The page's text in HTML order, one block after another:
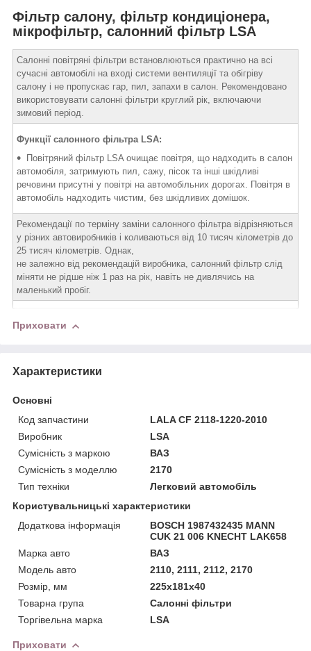
Фільтр салону, фільтр кондиціонера,
мікрофільтр, салонний фільтр LSA
Салонні повітряні фільтри встановлюються практично на всі
сучасні автомобілі на вході системи вентиляції та обігріву
салону і не пропускає гар, пил, запахи в салон. Рекомендовано
використовувати салонні фільтри круглий рік, включаючи
зимовий період.
Функції салонного фільтра LSA:
Повітряний фільтр LSA очищає повітря, що надходить в салон
автомобіля, затримують пил, сажу, пісок та інші шкідливі
речовини присутні у повітрі на автомобільних дорогах. Повітря в
автомобіль надходить чистим, без шкідливих домішок.
Рекомендації по терміну заміни салонного фільтра відрізняються
у різних автовиробників і коливаються від 10 тисяч кілометрів до
25 тисяч кілометрів. Однак,
не залежно від рекомендацій виробника, салонний фільтр слід
міняти не рідше ніж 1 раз на рік, навіть не дивлячись на
маленький пробіг.
Приховати
Характеристики
Основні
Код запчастини
LALA CF 2118-1220-2010
Виробник
LSA
Сумісність з маркою
ВАЗ
Сумісність з моделлю
2170
Тип техніки
Легковий автомобіль
Користувальницькі характеристики
Додаткова інформація
BOSCH 1987432435 MANN
CUK 21 006 KNECHT LAK658
Марка авто
ВАЗ
Модель авто
2110, 2111, 2112, 2170
Розмір, мм
225х181х40
Товарна група
Салонні фільтри
Торгівельна марка
LSA
Приховати